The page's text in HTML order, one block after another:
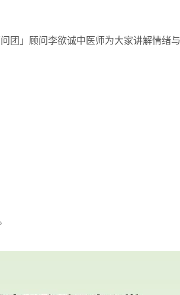
」顾问李欲诚中医师为大家讲解情绪与